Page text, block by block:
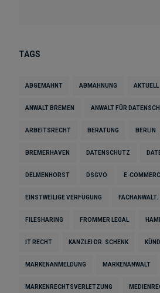
TAGS
ABGEMAHNT ABMAHNUNG AKTUELL
ANWALT BREMEN ANWALT FÜR
ARBEITSRECHT BERATUNG BERLIN
BREMERHAVEN DATENSCHUTZ
DELMENHORST DSGVO E-
EINSTWEILIGE VERFÜGUNG FACHANWALT.
FILESHARING FROMMER LEGAL
IT RECHT KANZLEI DR. SCHENK
MARKENANMELDUNG MARKENANWALT
MARKENRECHTSVERLETZUNG